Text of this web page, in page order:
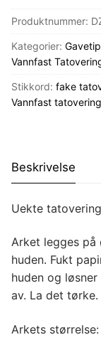
Produktnummer:
Kategorier:
Vannfast
Stikkord: fake
Vannfast tatovering
Beskrivelse
Uekte
Arket legges på
huden. Fukt
huden og
av. La det tørke.
Arkets